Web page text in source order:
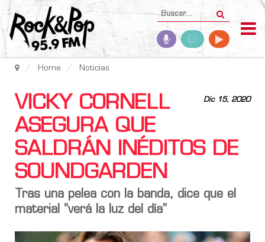
Home Noticias
Dic 15, 2020
VICKY CORNELL
ASEGURA QUE
SALDRÁN INÉDITOS DE
SOUNDGARDEN
Tras una pelea con la banda, dice que el
material "verá la luz del día"